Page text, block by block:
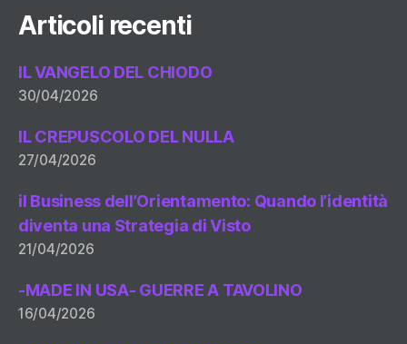
Articoli recenti
IL VANGELO DEL CHIODO
30/04/2026
IL CREPUSCOLO DEL NULLA
27/04/2026
il Business dell’Orientamento: Quando l’identità
diventa una Strategia di Visto
21/04/2026
-MADE IN USA- GUERRE A TAVOLINO
16/04/2026